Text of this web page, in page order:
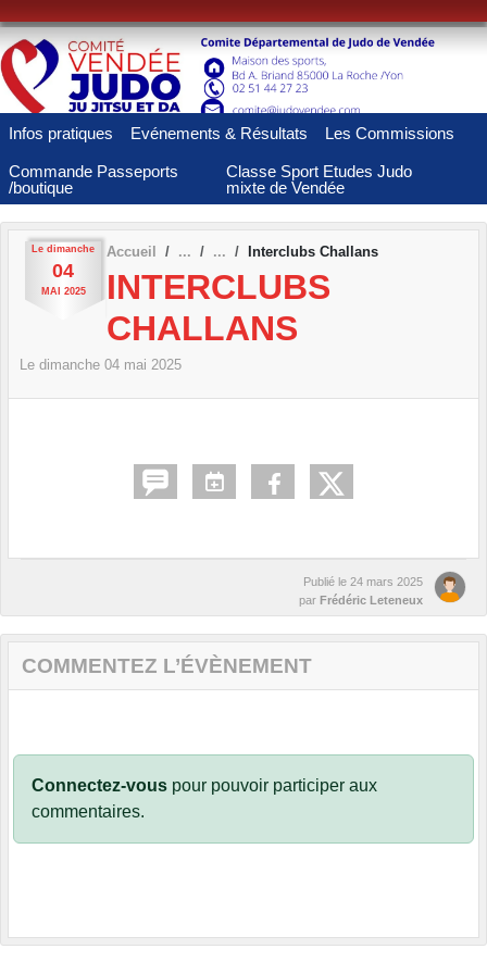
Infos pratiques Evénements & Résultats Les Commissions
Commande Passeports
/boutique
Classe Sport Etudes Judo
mixte de Vendée
Le dimanche
04
MAI 2025
Accueil Interclubs Challans
INTERCLUBS
CHALLANS
Le dimanche 04 mai 2025
Publié le 24 mars 2025
par Frédéric Leteneux
COMMENTEZ L’ÉVÈNEMENT
Connectez-vous pour pouvoir participer aux
commentaires.